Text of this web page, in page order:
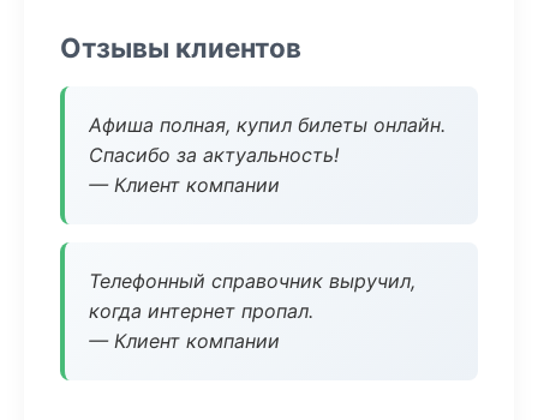
Отзывы клиентов
Афиша полная, купил билеты онлайн.
Спасибо за актуальность!
— Клиент компании
Телефонный справочник выручил,
когда интернет пропал.
— Клиент компании